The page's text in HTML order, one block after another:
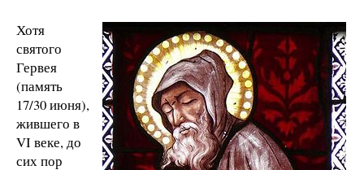
Хотя
святого
Гервея
(память
17/30 июня),
жившего в
VI веке, до
сих пор